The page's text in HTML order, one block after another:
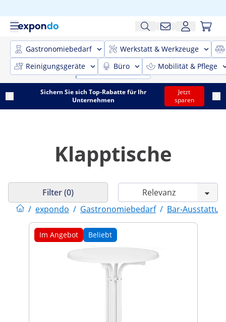
Gastronomiebedarf
Werkstatt & Werkzeuge
Reinigungsgeräte
Büro Mobilität & Pflege
Sichern Sie sich Top-Rabatte für Ihr
Unternehmen
Jetzt
sparen
Klapptische
/ expondo / Gastronomiebedarf / Bar-
Filter (0)
Im Angebot Beliebt